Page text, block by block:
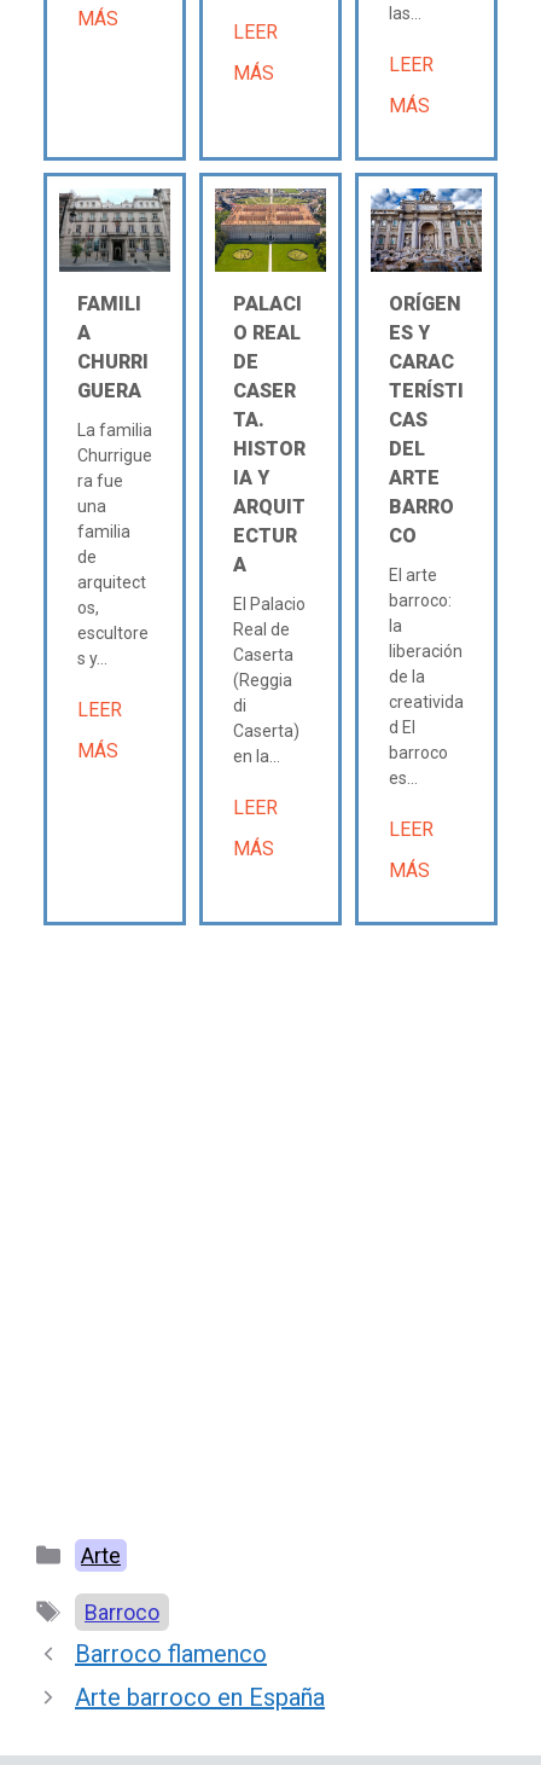
MÁS
LEER
MÁS
las...
LEER
MÁS
FAMILI
A
CHURRI
GUERA
La familia
Churrigue
ra fue
una
familia
de
arquitect
os,
escultore
s y...
LEER
MÁS
PALACI
O REAL
DE
CASER
TA.
HISTOR
IA Y
ARQUIT
ECTUR
A
El Palacio
Real de
Caserta
(Reggia
di
Caserta)
en la...
LEER
MÁS
ORÍGEN
ES Y
CARAC
TERÍSTI
CAS
DEL
ARTE
BARRO
CO
El arte
barroco:
la
liberación
de la
creativida
d El
barroco
es...
LEER
MÁS
Categorías
Arte
Etiquetas
Barroco
Barroco flamenco
Arte barroco en España